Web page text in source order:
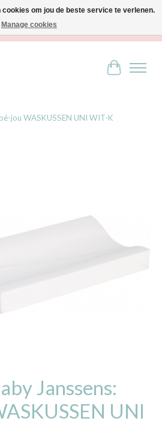
& interior - Robert Orlentpromenade 9A -
jou WASKUSSEN UNI WIT-K
Janssens:
UNI
om jou de beste service te verlenen.
Manage cookies